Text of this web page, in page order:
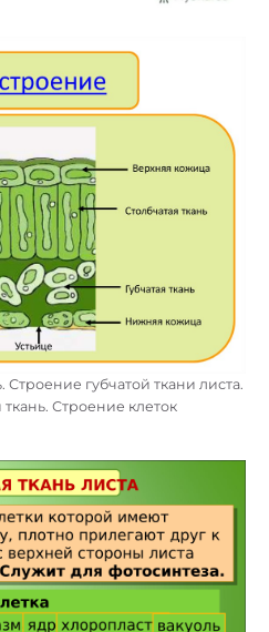
Строение губчатой ткани листа.
ткань. Строение клеток